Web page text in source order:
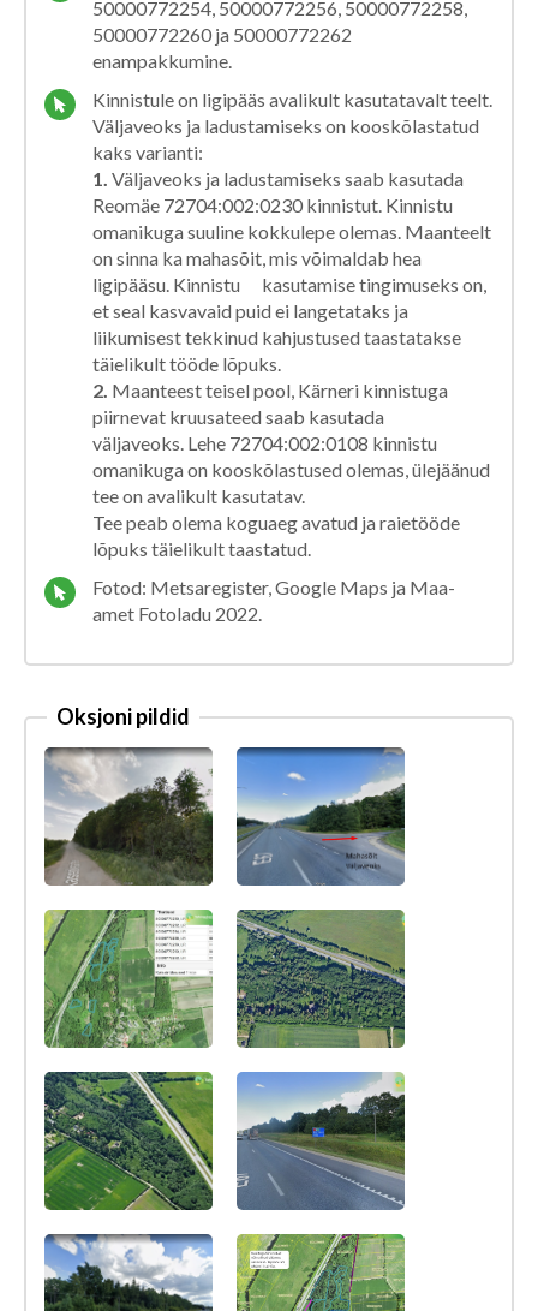
50000772254, 50000772256, 50000772258,
50000772260 ja 50000772262
enampakkumine.
Kinnistule on ligipääs avalikult kasutatavalt teelt.
Väljaveoks ja ladustamiseks on kooskõlastatud
kaks varianti:
1. Väljaveoks ja ladustamiseks saab kasutada
Reomäe 72704:002:0230 kinnistut. Kinnistu
omanikuga suuline kokkulepe olemas. Maanteelt
on sinna ka mahasõit, mis võimaldab hea
ligipääsu. Kinnistu kasutamise tingimuseks on,
et seal kasvavaid puid ei langetataks ja
liikumisest tekkinud kahjustused taastatakse
täielikult tööde lõpuks.
2. Maanteest teisel pool, Kärneri kinnistuga
piirnevat kruusateed saab kasutada
väljaveoks. Lehe 72704:002:0108 kinnistu
omanikuga on kooskõlastused olemas, ülejäänud
tee on avalikult kasutatav.
Tee peab olema koguaeg avatud ja raietööde
lõpuks täielikult taastatud.
Fotod: Metsaregister, Google Maps ja Maa-
amet Fotoladu 2022.
Oksjoni pildid